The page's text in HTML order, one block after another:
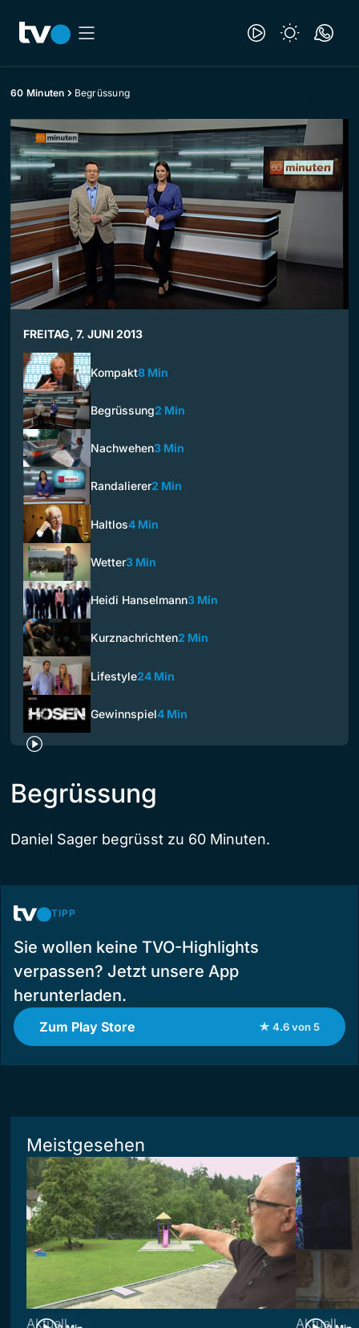
60 Minuten Begrüssung
FREITAG, 7. JUNI 2013
Kompakt8 Min
Begrüssung2 Min
Nachwehen3 Min
Randalierer2 Min
Haltlos4 Min
Wetter3 Min
Heidi Hanselmann3 Min
Kurznachrichten2 Min
Lifestyle24 Min
Gewinnspiel4 Min
Begrüssung
Daniel Sager begrüsst zu 60 Minuten.
TIPP
Sie wollen keine TVO-Highlights
verpassen? Jetzt unsere App
herunterladen.
Zum Play Store ★ 4.6 von 5
Meistgesehen
Aktuell Aktuell